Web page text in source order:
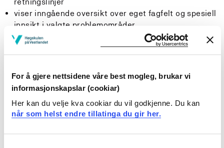
For å gjere nettsidene våre best mogleg, brukar vi
informasjonskapslar (cookiar)
Her kan du velje kva cookiar du vil godkjenne. Du kan
når som helst endre tillatinga du gir her.
viser inngående oversikt over eget fagfelt og spesiell
innsikt i valgte problemområder
Ferdigheter
Studenten
kan planlegge og gjennomføre et selvstendig,
systematisk og kritisk forskningsarbeid
kan formulere presise forskningsspørsmål